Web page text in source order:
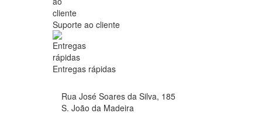
Suporte ao cliente
Entregas rápidas
Rua José Soares da Silva, 185
S. João da Madeira